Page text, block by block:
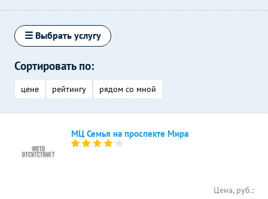
☰ Выбрать услугу
Сортировать по:
цене рейтингу рядом со мной
МЦ Семья на проспекте Мира
Цена, руб.: